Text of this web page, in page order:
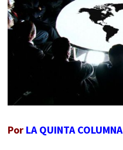
Por LA QUINTA COLUMNA